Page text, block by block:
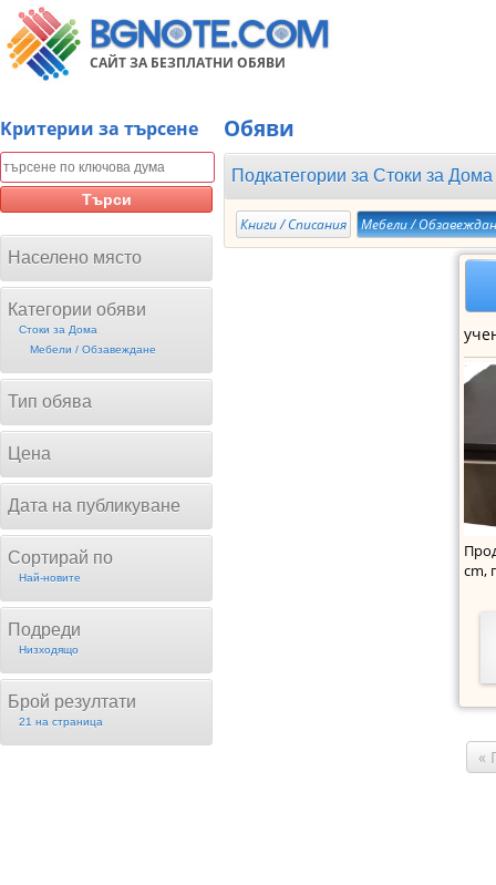
САЙТ ЗА БЕЗПЛАТНИ ОБЯВИ
Kритерии за търсене
Търси
Населено място
Категории обяви
Стоки за Дома
Мебели / Обзавеждане
Тип обява
Цена
Дата на публикуване
Сортирай по
Най-новите
Подреди
Низходящо
Брой резултати
21 на страница
Обяви
Подкатегории за Стоки за Дома
Книги / Списания Мебели /
cm,
«